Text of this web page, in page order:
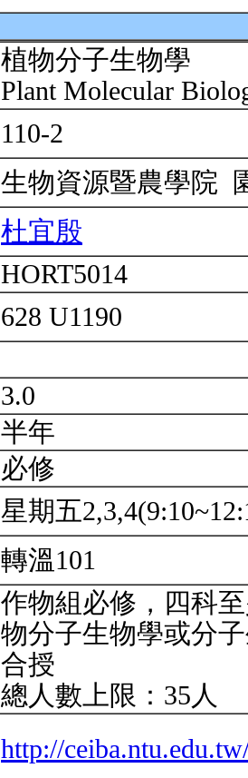
植物分子生物學
Plant Molecular
110-2
生物資源暨農學院
杜宜殷
HORT5014
628 U1190
3.0
半年
必修
星期五
轉溫101
作物組必修，四科
物分子生物學或分
合授
總人數上限：35人
http://